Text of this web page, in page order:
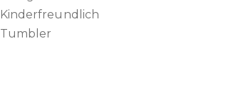
Kinderfreundlich
Tumbler